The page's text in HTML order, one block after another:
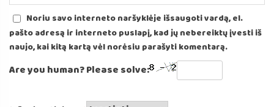
Noriu savo interneto naršyklėje išsaugoti vardą, el.
pašto adresą ir interneto puslapį, kad jų nebereiktų įvesti iš
naujo, kai kitą kartą vėl norėsiu parašyti komentarą.
Are you human? Please solve: